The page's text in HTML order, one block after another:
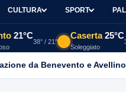
CULTURA SPORT
21°C
38° / 21°
Caserta 25°C
Soleggiato
da Benevento e